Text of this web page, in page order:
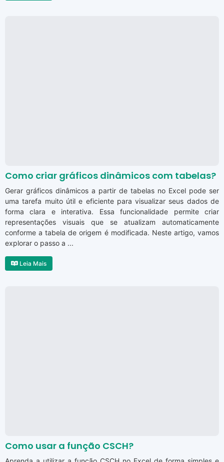
Como criar gráficos dinâmicos com tabelas?
Gerar gráficos dinâmicos a partir de tabelas no Excel pode ser
uma tarefa muito útil e eficiente para visualizar seus dados de
forma clara e interativa. Essa funcionalidade permite criar
representações visuais que se atualizam automaticamente
conforme a tabela de origem é modificada. Neste artigo, vamos
explorar o passo a ...
Leia Mais
Como usar a função CSCH?